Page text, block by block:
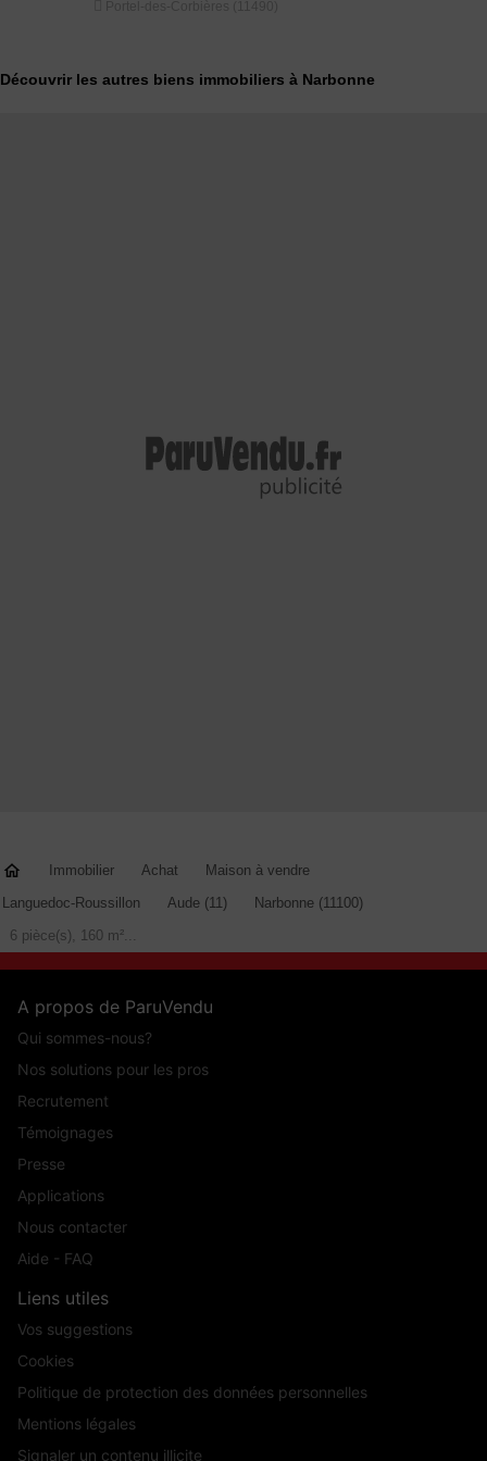
Découvrir les autres biens immobiliers à Narbonne
Immobilier Achat
Maison à vendre
Languedoc-Roussillon
Aude (11)
Narbonne (11100)
6 pièce(s), 160 m²...
A propos de ParuVendu
Qui sommes-nous?
Nos solutions pour les pros
Recrutement
Témoignages
Presse
Applications
Nous contacter
Aide - FAQ
Liens utiles
Vos suggestions
Cookies
Politique de protection des données personnelles
Mentions légales
Signaler un contenu illicite